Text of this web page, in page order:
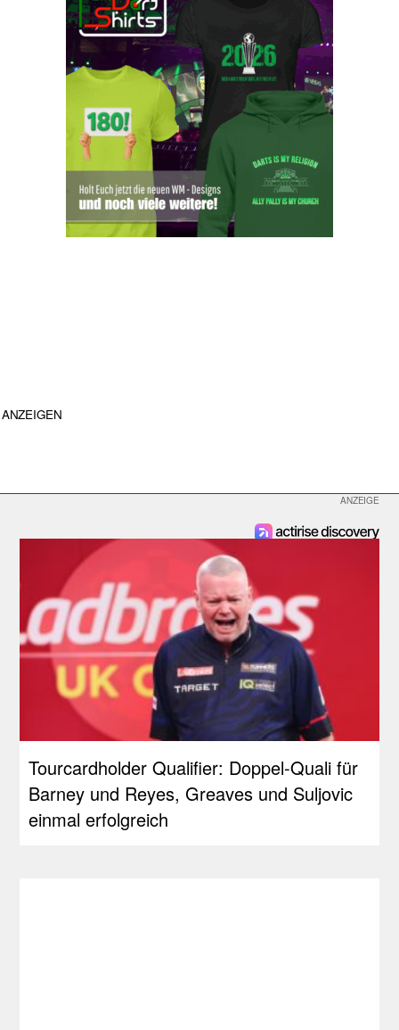
ANZEIGEN
Tourcardholder Qualifier: Doppel-Quali für
Barney und Reyes, Greaves und Suljovic
einmal erfolgreich